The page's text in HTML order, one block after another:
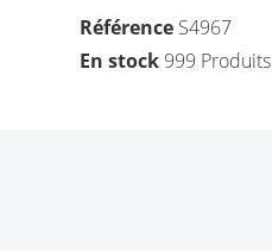
Référence S4967
En stock 999 Produits